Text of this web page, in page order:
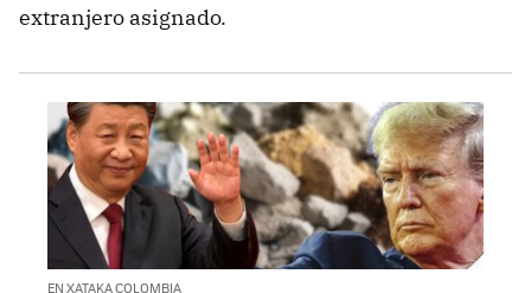
extranjero asignado.
EN XATAKA COLOMBIA